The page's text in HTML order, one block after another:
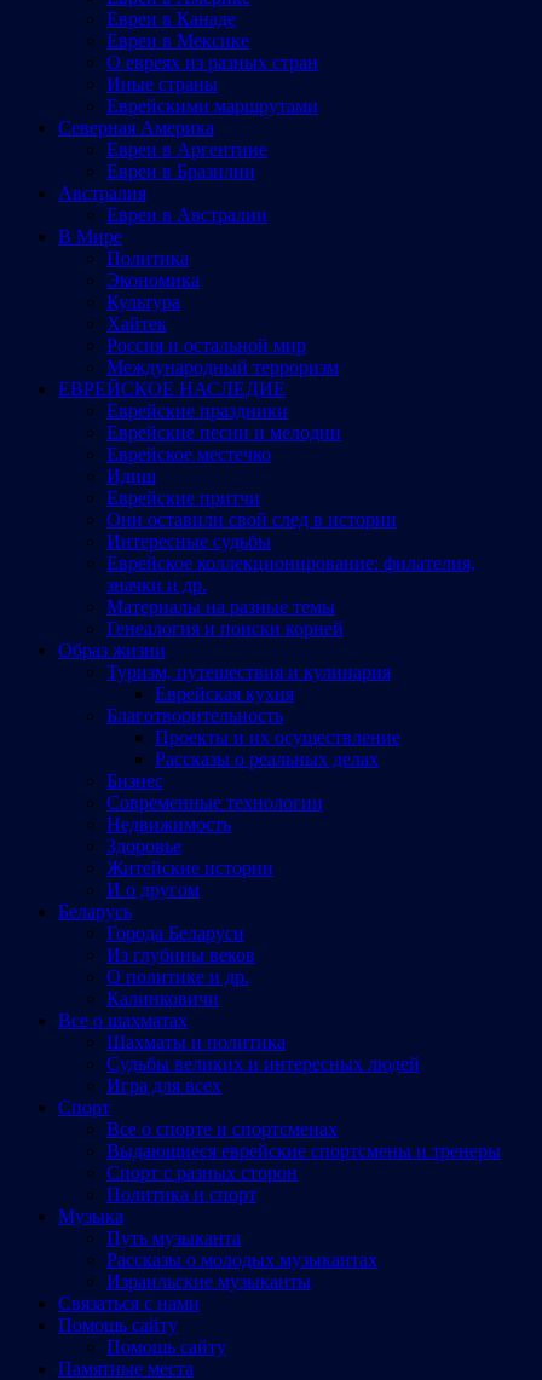
Евреи в Канаде
Евреи в Мексике
О евреях из разных стран
Иные страны
Еврейскими маршрутами
Северная Америка
Евреи в Аргентине
Евреи в Бразилии
Австралия
Евреи в Австралии
В Мире
Политика
Экономика
Культура
Хайтек
Россия и остальной мир
Международный терроризм
ЕВРЕЙСКОЕ НАСЛЕДИЕ
Еврейские праздники
Еврейские песни и мелодии
Еврейское местечко
Идиш
Еврейские притчи
Они оставили свой след в истории
Интересные судьбы
Еврейское коллекционирование: филателия,
значки и др.
Материалы на разные темы
Генеалогия и поиски корней
Образ жизни
Туризм, путешествия и кулинария
Еврейская кухня
Благотворительность
Проекты и их осуществление
Рассказы о реальных делах
Бизнес
Современные технологии
Недвижимость
Здоровье
Житейские истории
И о другом
Беларусь
Города Беларуси
Из глубины веков
О политике и др.
Калинковичи
Все о шахматах
Шахматы и политика
Судьбы великих и интересных людей
Игра для всех
Спорт
Все о спорте и спортсменах
Выдающиеся еврейские спортсмены и тренеры
Спорт с разных сторон
Политика и спорт
Музыка
Путь музыканта
Рассказы о молодых музыкантах
Израильские музыканты
Cвязаться с нами
Помощь сайту
Помощь сайту
Памятные места